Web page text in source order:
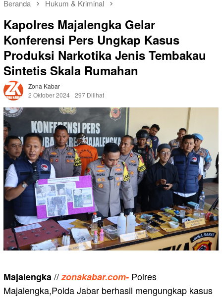
Beranda Hukum & Kriminal
Kapolres Majalengka Gelar
Konferensi Pers Ungkap Kasus
Produksi Narkotika Jenis Tembakau
Sintetis Skala Rumahan
Zona Kabar
2 Oktober 2024 297 Dilihat
Majalengka//zonakabar.com- Polres
Majalengka,Polda Jabar berhasil mengungkap kasus